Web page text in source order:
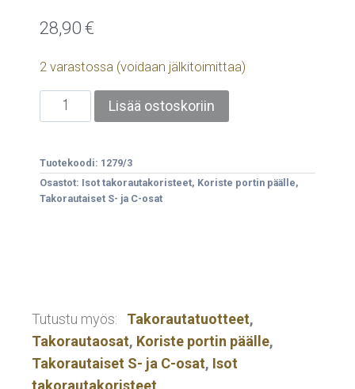
28,90€
2 varastossa (voidaan jälkitoimittaa)
Lisää ostoskoriin
Tuotekoodi: 1279/3
Osastot: Isot takorautakoristeet, Koriste portin päälle,
Takorautaiset S- ja C-osat
Tutustu myös: Takorautatuotteet,
Takorautaosat, Koriste portin päälle,
Takorautaiset S- ja C-osat, Isot
takorautakoristeet